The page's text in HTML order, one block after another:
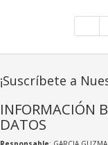
¡Suscríbete a
INFORMACIÓN
DATOS